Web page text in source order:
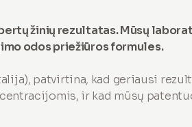
žinių rezultatas. Mūsų
odos priežiūros formules.
patvirtina, kad geriausi
ir kad mūsų